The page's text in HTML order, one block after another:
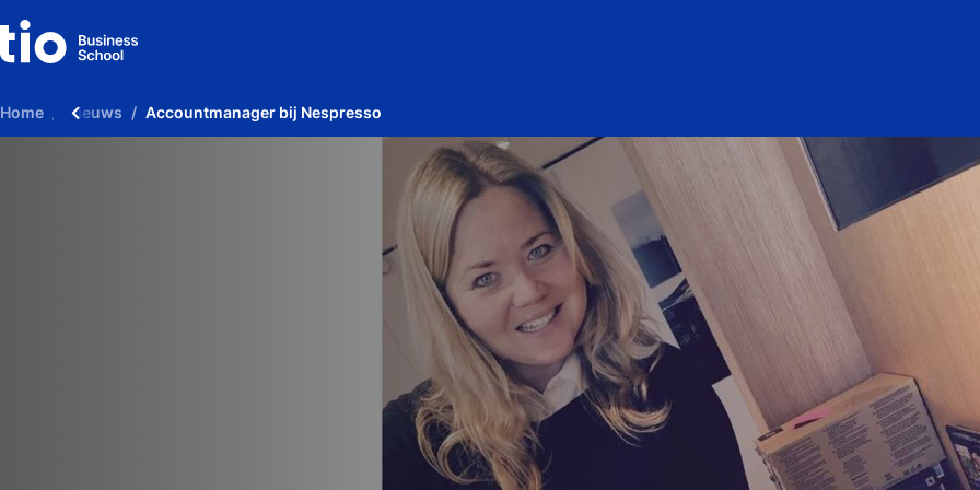
Home Nieuws Accountmanager bij Nespresso